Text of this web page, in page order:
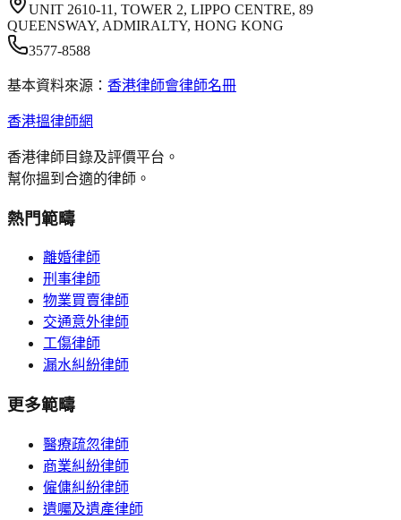
UNIT 2610-11, TOWER 2, LIPPO CENTRE, 89
QUEENSWAY, ADMIRALTY, HONG KONG
3577-8588
基本資料來源： 香港律師會律師名冊
香港搵律師網
香港律師目錄及評價平台。
幫你搵到合適的律師。
熱門範疇
離婚律師
刑事律師
物業買賣律師
交通意外律師
工傷律師
漏水糾紛律師
更多範疇
醫療疏忽律師
商業糾紛律師
僱傭糾紛律師
遺囑及遺產律師